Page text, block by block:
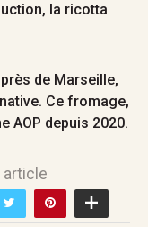
la ricotta
de Marseille,
Ce fromage,
AOP depuis 2020.
article